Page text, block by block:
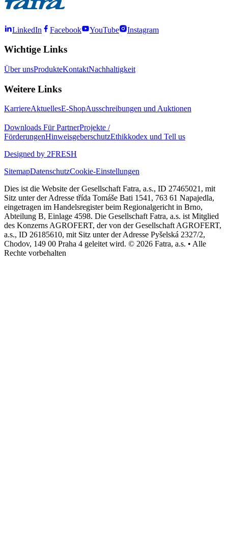
LinkedIn Facebook YouTube Instagram
Wichtige Links
Über unsProdukteKontaktNachhaltigkeit
Weitere Links
KarriereAktuellesE-ShopAusschreibungen und Auktionen
Downloads Für PartnerProjekte /
FörderungenHinweisgeberschutzEthikkodex und Tell us
Designed by 2FRESH
SitemapDatenschutzCookie-Einstellungen
Dies ist die Website der Gesellschaft Fatra, a.s., ID 27465021, mit
Sitz unter der Adresse třída Tomáše Bati 1541, 763 61 Napajedla,
eingetragen im Handelsregister beim Regionalgericht in Brno,
Abteilung B, Einlage 4598. Die Gesellschaft Fatra, a.s. ist Mitglied
des Konzerns AGROFERT, der von der Gesellschaft AGROFERT,
a.s., ID 26185610, mit Sitz unter der Adresse Pyšelská 2327/2,
Chodov, 149 00 Praha 4 geleitet wird. © 2026 Fatra, a.s. • Alle
Rechte vorbehalten